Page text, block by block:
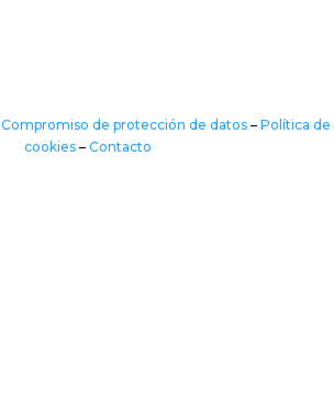
Compromiso de protección de datos– Política de
cookies – Contacto